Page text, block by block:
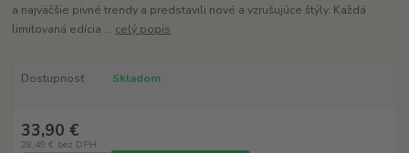
a najväčšie pivné trendy a predstavili nové a vzrušujúce štýly. Každá
limitovaná edícia ... celý popis
Dostupnosť Skladom
33,90 €
28,49 € bez DPH